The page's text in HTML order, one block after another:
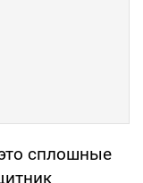
сплошные